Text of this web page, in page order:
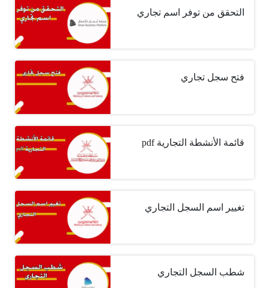
التحقق من توفر اسم تجاري
فتح سجل تجاري
قائمة الأنشطة التجارية pdf
تغيير اسم السجل التجاري
شطب السجل التجاري